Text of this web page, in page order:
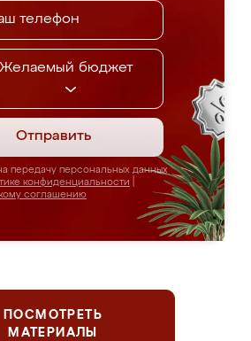
Желаемый бюджет
Отправить
передачу персональных данных
конфиденциальности
соглашению
ПОСМОТРЕТЬ
МАТЕРИАЛЫ